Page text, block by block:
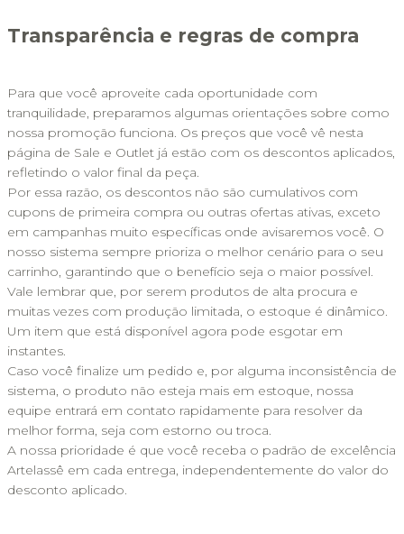
Transparência e regras de compra
Para que você aproveite cada oportunidade com
tranquilidade, preparamos algumas orientações sobre como
nossa promoção funciona. Os preços que você vê nesta
página de Sale e Outlet já estão com os descontos aplicados,
refletindo o valor final da peça.
Por essa razão, os descontos não são cumulativos com
cupons de primeira compra ou outras ofertas ativas, exceto
em campanhas muito específicas onde avisaremos você. O
nosso sistema sempre prioriza o melhor cenário para o seu
carrinho, garantindo que o benefício seja o maior possível.
Vale lembrar que, por serem produtos de alta procura e
muitas vezes com produção limitada, o estoque é dinâmico.
Um item que está disponível agora pode esgotar em
instantes.
Caso você finalize um pedido e, por alguma inconsistência de
sistema, o produto não esteja mais em estoque, nossa
equipe entrará em contato rapidamente para resolver da
melhor forma, seja com estorno ou troca.
A nossa prioridade é que você receba o padrão de excelência
Artelassê em cada entrega, independentemente do valor do
desconto aplicado.